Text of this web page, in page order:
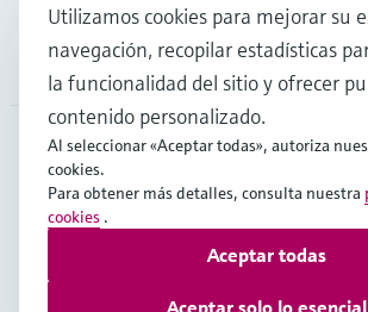
Compañía
CHL
Copyright © Endress+Hauser Group
Términos de uso Protección de
Utilizamos cookies para mejorar su
navegación, recopilar estadísticas
la funcionalidad del sitio y ofrecer
contenido personalizado.
Al seleccionar «Aceptar todas», autoriza
cookies.
Para obtener más detalles, consulta nuestra
cookies .
Aceptar solo lo esencial
Aceptar todas